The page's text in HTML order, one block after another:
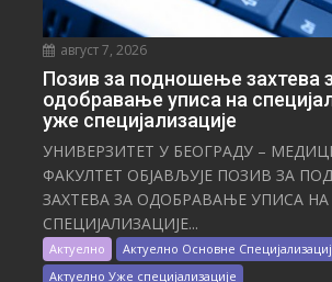
август 7, 2026
Позив за подношење захтева
одобравање уписа на
уже специјализације
УНИВЕРЗИТЕТ У БЕОГРАДУ –
ФАКУЛТЕТ ОБЈАВЉУЈЕ ПОЗИВ ЗА
ЗАХТЕВА ЗА ОДОБРАВАЊЕ УПИСА НА
СПЕЦИЈАЛИЗАЦИЈЕ...
Актуелно
Актуелно Основне
Актуелно Уже специјализације